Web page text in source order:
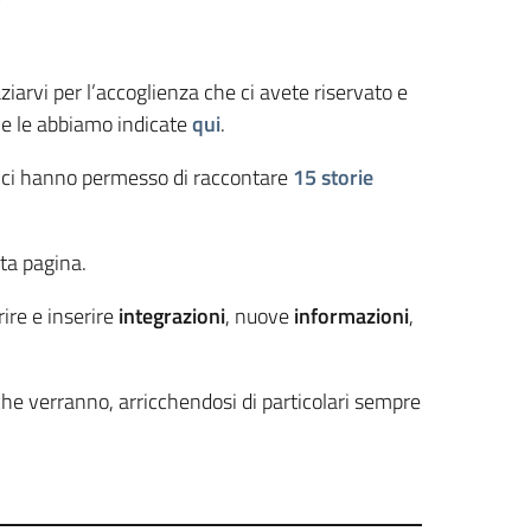
per l’accoglienza che ci avete riservato e
le abbiamo indicatequi.
hanno permesso di raccontare15 storie
pagina.
e inserireintegrazioni, nuoveinformazioni,
verranno, arricchendosi di particolari sempre